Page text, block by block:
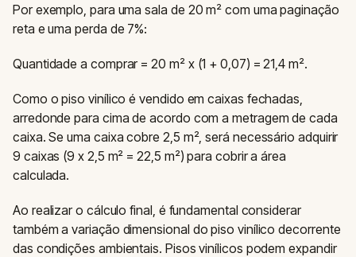
Por exemplo, para uma sala de 20 m² com uma paginação
reta e uma perda de 7%:
Quantidade a comprar = 20 m² x (1 + 0,07) = 21,4 m².
Como o piso vinílico é vendido em caixas fechadas,
arredonde para cima de acordo com a metragem de cada
caixa. Se uma caixa cobre 2,5 m², será necessário adquirir
9 caixas (9 x 2,5 m² = 22,5 m²) para cobrir a área
calculada.
Ao realizar o cálculo final, é fundamental considerar
também a variação dimensional do piso vinílico decorrente
das condições ambientais. Pisos vinílicos podem expandir